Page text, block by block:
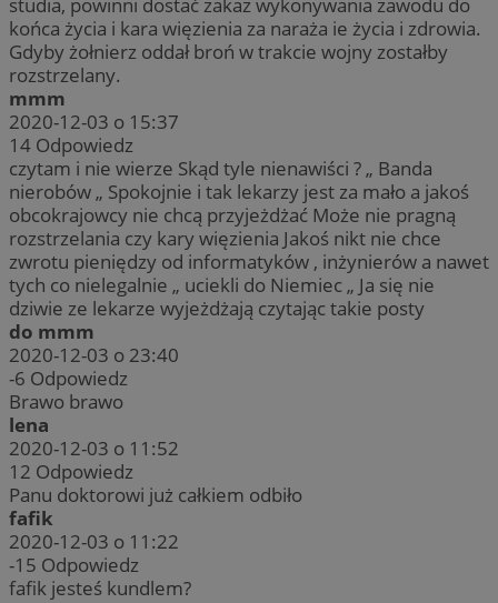
studia, powinni dostać zakaz wykonywania zawodu do
końca życia i kara więzienia za naraża ie życia i zdrowia.
Gdyby żołnierz oddał broń w trakcie wojny zostałby
rozstrzelany.
mmm
2020-12-03 o 15:37
14 Odpowiedz
czytam i nie wierze Skąd tyle nienawiści ? „ Banda
nierobów „ Spokojnie i tak lekarzy jest za mało a jakoś
obcokrajowcy nie chcą przyjeżdżać Może nie pragną
rozstrzelania czy kary więzienia Jakoś nikt nie chce
zwrotu pieniędzy od informatyków , inżynierów a nawet
tych co nielegalnie „ uciekli do Niemiec „ Ja się nie
dziwie ze lekarze wyjeżdżają czytając takie posty
do mmm
2020-12-03 o 23:40
-6 Odpowiedz
Brawo brawo
lena
2020-12-03 o 11:52
12 Odpowiedz
Panu doktorowi już całkiem odbiło
fafik
2020-12-03 o 11:22
-15 Odpowiedz
fafik jesteś kundlem?